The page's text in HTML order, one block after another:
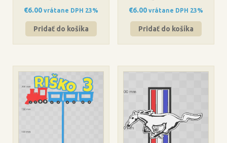
€6.00 vrátane DPH 23%
Pridať do košíka
€6.00 vrátane DPH 23%
Pridať do košíka